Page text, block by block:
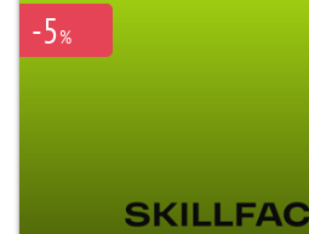
-5%